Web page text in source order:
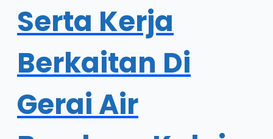
Serta Kerja
Berkaitan Di
Gerai Air